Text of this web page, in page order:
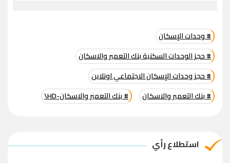
# وحدات الإسكان
# حجز الوحدات السكنية بنك التعمير والاسكان
# حجز وحدات الإسكان الاجتماعي اونلاين
# بنك التعمير والاسكان
# بنك التعمير والاسكان-HD\
استطلاع رأي